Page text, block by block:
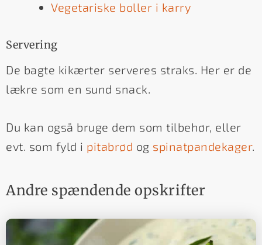
Vegetariske boller i karry
Servering
De bagte kikærter serveres straks. Her er de
lækre som en sund snack.
Du kan også bruge dem som tilbehør, eller
evt. som fyld i pitabrød og spinatpandekager.
Andre spændende opskrifter